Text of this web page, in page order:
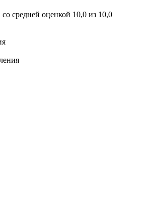
средней оценкой 10,0 из 10,0